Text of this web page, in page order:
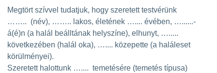
Megtört szívvel tudatjuk, hogy szeretett testvérünk
…….. (név), …….. lakos, életének ….... évében, …......-
á(é)n (a halál beálltának helyszíne), elhunyt, ….....
következében (halál oka), ….... közepette (a haláleset
körülményei).
Szeretett halottunk ….... temetésére (temetés típusa)